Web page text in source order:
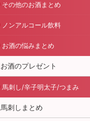
その他のお酒まとめ
ノンアルコール飲料
お酒の悩みまとめ
お酒のプレゼント
馬刺し/辛子明太子/つまみ
馬刺しまとめ